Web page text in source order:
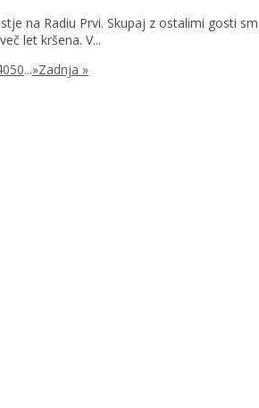
na Radiu Prvi. Skupaj z ostalimi
let kršena. V...
50...»Zadnja »